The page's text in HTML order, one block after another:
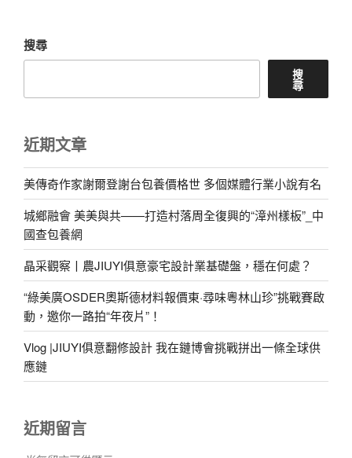
搜尋
搜
尋
近期文章
美傳奇作家謝爾登謝台包養價格世 多個媒體行業小說有名
城鄉融會 美美與共——打造村落周全復興的“漳州樣板”_中
國查包養網
晶采觀察丨農JIUYI俱意豪宅設計業基礎盤，穩在何處？
“綠美廣OSDER奧斯德材料報價東·尋味粵林山珍”挑戰賽啟
動，邀你一路拍“年夜片”！
Vlog |JIUYI俱意翻修設計 我在鏈博會挑戰拼出一條全球供
應鏈
近期留言